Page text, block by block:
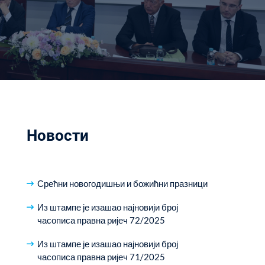
Новости
Срећни новогодишњи и божићни празници
Из штампе је изашао најновији број
часописа правна ријеч 72/2025
Из штампе је изашао најновији број
часописа правна ријеч 71/2025